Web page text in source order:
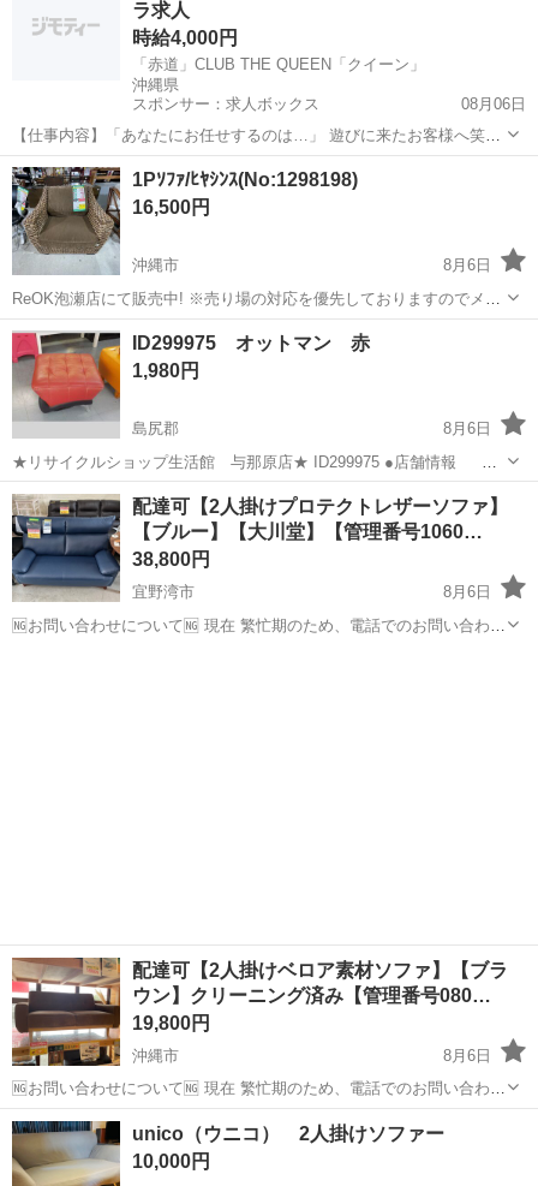
売且つ一点物の...ラ求人
時給4,000円
「赤道」CLUB THE QUEEN「クイーン」
沖縄県
スポンサー：求人ボックス
08月06日
【仕事内容】「あなたにお任せするのは…」 遊びに来たお客様へ笑顔
でご挨拶 お好みのドリンクを作ってご提供 ワイワイお話で盛り上げる
最後はニッコリお見送り 「「赤道」CLUB THE QUEEN「クイー
ン」」でのお仕事に、これ以上...
アルバイト・パート
1Pｿﾌｧ/ﾋﾔｼﾝｽ(No:1298198)
16,500円
沖縄市
8月6日
ReOK泡瀬店にて販売中! ※売り場の対応を優先しておりますのでメー
ルでの問い合わせ対応は行っておりません。 ※商品に関するお問い合
わせ(在庫・サイズ等の確認)は店舗へ直接お電話ください。 ※店頭販
売且つ一点物の...
沖縄 沖縄市 ヒヤシンス
ID299975 オットマン 赤
1,980円
島尻郡
8月6日
★リサイクルショップ生活館 与那原店★ ID299975 ●店舗情報
営業時間：10：00 ～ 19：30(定休日は年末年始のみ） 住
所：与那原町上与那原２８９ 電話番号：ジモティーの規約により掲
載...
沖縄 島尻郡 ソファ 商品
配達可【2人掛けプロテクトレザーソファ】
【ブルー】【大川堂】【管理番号1060…
38,800円
宜野湾市
8月6日
🆖お問い合わせについて🆖 現在 繁忙期のため、電話でのお問い合わせ
配達可【2人掛けベロア素材ソファ】【ブラ
ウン】クリーニング済み【管理番号080…
19,800円
沖縄市
8月6日
🆖お問い合わせについて🆖 現在 繁忙期のため、電話でのお問い合わせ
はお控えください。 ❌⚠お取り置き不可⚠❌ ご来店いただき、全額決
済していただいたお客様を優先としております。 お取り置きは対応が
できません。 管理番号...
沖縄 沖縄市
unico（ウニコ） 2人掛けソファー
10,000円